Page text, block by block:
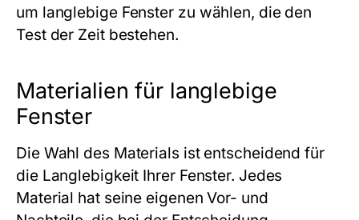
um langlebige Fenster zu wählen, die den
Test der Zeit bestehen.
Materialien für langlebige
Fenster
Die Wahl des Materials ist entscheidend für
die Langlebigkeit Ihrer Fenster. Jedes
Material hat seine eigenen Vor- und